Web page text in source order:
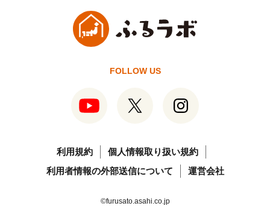
FOLLOW US
利用規約
個人情報取り扱い規約
利用者情報の外部送信について
運営会社
©furusato.asahi.co.jp